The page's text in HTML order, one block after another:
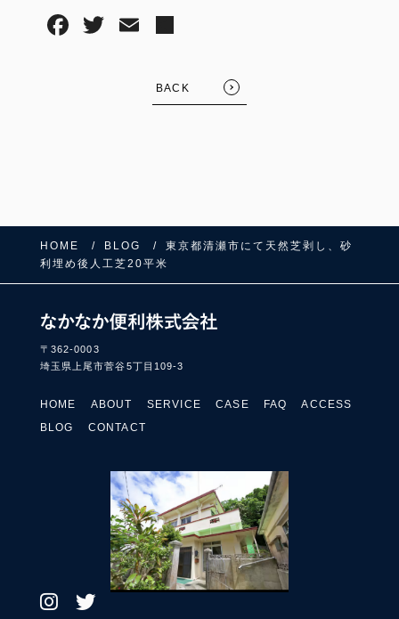
FOLLOW US:
BACK
HOME BLOG
東京都清瀬市にて天然芝剥し、砂
利埋め後人工芝20平米
〒362-0003
埼玉県上尾市菅谷5丁目109-3
HOME ABOUT SERVICE CASE FAQ
ACCESS
BLOG
CONTACT